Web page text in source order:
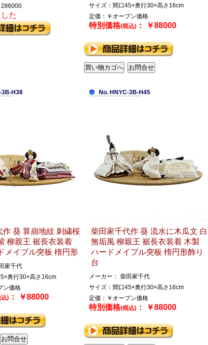
286000
た
サイズ：間口45×奥行30×高さ16cm
定価：￥オープン価格
特別価格(税込)： ￥88000
3B-H38
作 葵 算崩地紋 刺繍桜
柳親王 裾長衣装着
メイプル突板 楕円形
家千代
奥行30×高さ16cm
ン価格
)： ￥88000
No. HNYC-3B-H45
柴田家千代作 葵 流水に木瓜文 白
無垢風 柳親王 裾長衣装着 木製
ハードメイプル突板 楕円形飾り
台
メーカー： 柴田家千代
サイズ：間口45×奥行30×高さ16cm
定価：￥オープン価格
特別価格(税込)： ￥88000